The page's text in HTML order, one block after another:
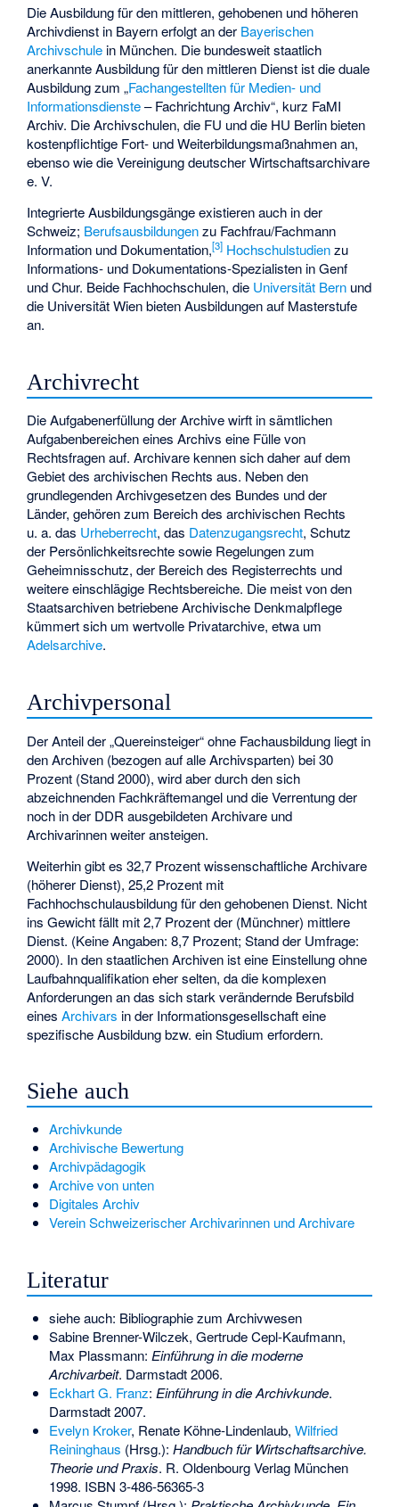
Die Ausbildung für den mittleren, gehobenen und höheren
Archivdienst in Bayern erfolgt an der Bayerischen
Archivschule in München. Die bundesweit staatlich
anerkannte Ausbildung für den mittleren Dienst ist die duale
Ausbildung zum „Fachangestellten für Medien- und
Informationsdienste– Fachrichtung Archiv“, kurz FaMI
Archiv. Die Archivschulen, die FU und die HU Berlin bieten
kostenpflichtige Fort- und Weiterbildungsmaßnahmen an,
ebenso wie die Vereinigung deutscher Wirtschaftsarchivare
e. V.
Integrierte Ausbildungsgänge existieren auch in der
Schweiz; Berufsausbildungenzu Fachfrau/Fachmann
Information und Dokumentation,[3] Hochschulstudienzu
Informations- und Dokumentations-Spezialisten in Genf
und Chur. Beide Fachhochschulen, die Universität Bern und
die Universität Wien bieten Ausbildungen auf Masterstufe
an.
Archivrecht
Die Aufgabenerfüllung der Archive wirft in sämtlichen
Aufgabenbereichen eines Archivs eine Fülle von
Rechtsfragen auf. Archivare kennen sich daher auf dem
Gebiet des archivischen Rechts aus. Neben den
grundlegenden Archivgesetzen des Bundes und der
Länder, gehören zum Bereich des archivischen Rechts
u. a. das Urheberrecht, das Datenzugangsrecht, Schutz
der Persönlichkeitsrechte sowie Regelungen zum
Geheimnisschutz, der Bereich des Registerrechts und
weitere einschlägige Rechtsbereiche. Die meist von den
Staatsarchiven betriebeneArchivische Denkmalpflege
kümmert sich um wertvolle Privatarchive, etwa um
Adelsarchive.
Archivpersonal
Der Anteil der „Quereinsteiger“ ohne Fachausbildung liegt in
den Archiven (bezogen auf alle Archivsparten) bei 30
Prozent (Stand 2000), wird aber durch den sich
abzeichnenden Fachkräftemangel und die Verrentung der
noch in der DDR ausgebildeten Archivare und
Archivarinnenweiter ansteigen.
Weiterhin gibt es 32,7 Prozent wissenschaftliche Archivare
(höherer Dienst), 25,2 Prozent mit
Fachhochschulausbildung für den gehobenen Dienst. Nicht
ins Gewicht fällt mit 2,7 Prozent der (Münchner) mittlere
Dienst. (Keine Angaben: 8,7 Prozent; Stand der Umfrage:
2000). In den staatlichen Archiven ist eine Einstellung ohne
Laufbahnqualifikation eher selten, da die komplexen
Anforderungen an das sich stark verändernde Berufsbild
einesArchivars in der Informationsgesellschaft eine
spezifische Ausbildung bzw. ein Studium erfordern.
Siehe auch
Archivkunde
Archivische Bewertung
Archivpädagogik
Archive von unten
Digitales Archiv
Verein Schweizerischer Archivarinnen und Archivare
Literatur
siehe auch: Bibliographie zum Archivwesen
Sabine Brenner-Wilczek, Gertrude Cepl-Kaufmann,
Max Plassmann: Einführung in die moderne
Archivarbeit. Darmstadt 2006.
Eckhart G. Franz: Einführung in die Archivkunde.
Darmstadt 2007.
Evelyn Kroker, Renate Köhne-Lindenlaub, Wilfried
Reininghaus (Hrsg.): Handbuch für Wirtschaftsarchive.
Theorie und Praxis. R. Oldenbourg Verlag München
1998. ISBN 3-486-56365-3